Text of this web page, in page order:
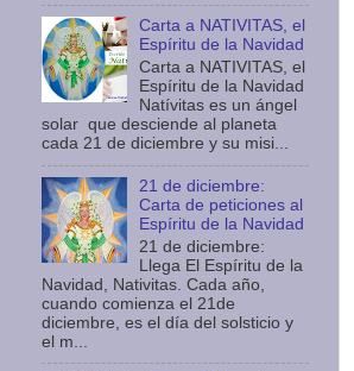
Carta a NATIVITAS, el
Espíritu de la Navidad
Carta a NATIVITAS, el
Espíritu de la Navidad
Natívitas es un ángel
solar que desciende al planeta
cada 21 de diciembre y su misi...
21 de diciembre:
Carta de peticiones al
Espíritu de la Navidad
21 de diciembre:
Llega El Espíritu de la
Navidad, Nativitas. Cada año,
cuando comienza el 21de
diciembre, es el día del solsticio y
el m...